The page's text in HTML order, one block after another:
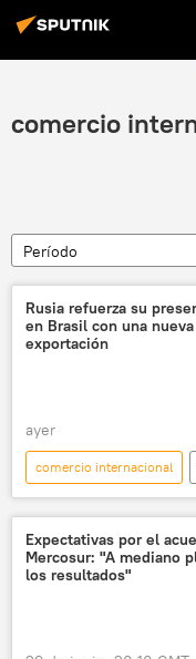
comercio
Período
Rusia refuerza su
en Brasil con una
exportación
ayer
comercio internacional
Río de Janeiro
🌎 América
📈 Mercados y finanzas
Expectativas por el
Mercosur: "A mediano
los resultados"